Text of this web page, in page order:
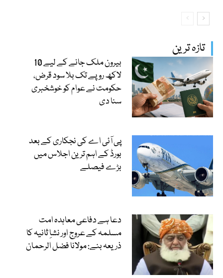
تازہ ترین
بیرون ملک جانے کے لیے 10
لاکھ روپے تک بلا سود قرض،
حکومت نے عوام کو خوشخبری
سنا دی
پی آئی اے کی نجکاری کے بعد
بورڈ کے اہم ترین اجلاس میں
بڑے فیصلے
دعا ہے دفاعی معاہدہ امت
مسلمہ کے عروج اور نشاِ ثانیہ کا
ذریعہ بنے: مولانا فضل الرحمان